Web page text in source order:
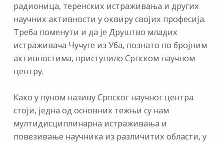
радионица, теренских истраживања и других
научних активности у оквиру својих професија.
Треба поменути и да је Друштво младих
истраживача Чучуге из Уба, познато по бројним
активностима, приступило Српском научном
центру.
Како у пуном називу Српског научног центра
стоји, једна од основних тежњи су нам
мултидисциплинарна истраживања и
повезивање научника из различитих области, у